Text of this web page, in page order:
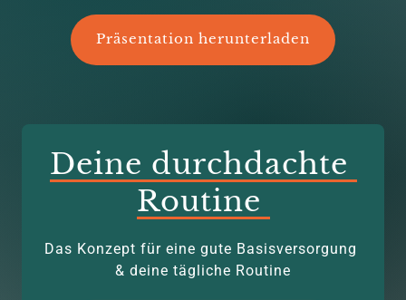
Präsentation herunterladen
Deine
Routine
Das Konzept für eine gute Basisversorgung
& deine tägliche Routine